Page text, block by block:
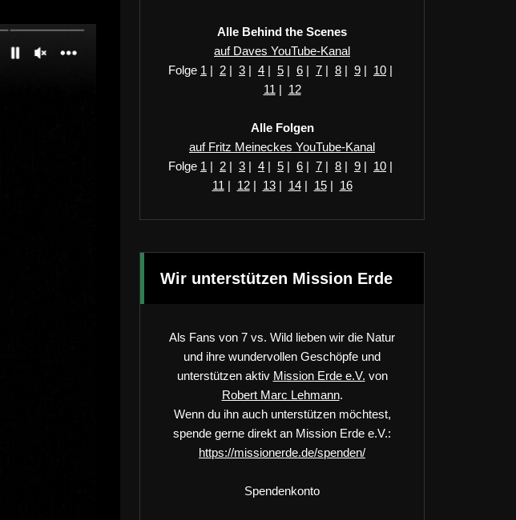
Alle Behind the Scenes
auf Daves YouTube-Kanal
Folge 1 | 2 | 3 | 4 | 5 | 6 | 7 | 8 | 9 | 10 |
11 | 12
Alle Folgen
auf Fritz Meineckes YouTube-Kanal
Folge 1 | 2 | 3 | 4 | 5 | 6 | 7 | 8 | 9 | 10 |
11 | 12| 13| 14| 15| 16
Wir unterstützen Mission Erde
Als Fans von 7 vs. Wild lieben wir die Natur
und ihre wundervollen Geschöpfe und
unterstützen aktiv Mission Erde e.V. von
Robert Marc Lehmann.
Wenn du ihn auch unterstützen möchtest,
spende gerne direkt an Mission Erde e.V.:
https://missionerde.de/spenden/
Spendenkonto